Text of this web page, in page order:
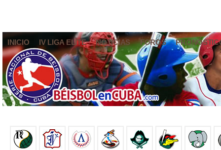
INICIO IV LIGA ELITE NOTICIAS FOROS